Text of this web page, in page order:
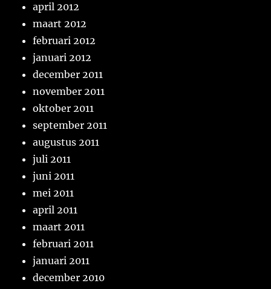
april 2012
maart 2012
februari 2012
januari 2012
december 2011
november 2011
oktober 2011
september 2011
augustus 2011
juli 2011
juni 2011
mei 2011
april 2011
maart 2011
februari 2011
januari 2011
december 2010